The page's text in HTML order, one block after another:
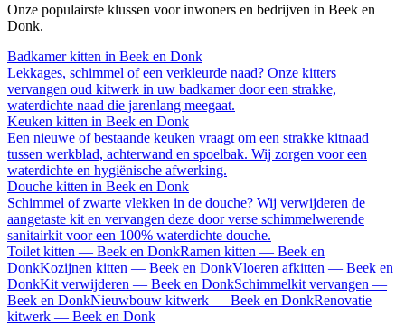
Onze populairste klussen voor inwoners en bedrijven in Beek en
Donk.
Badkamer kitten in Beek en Donk
Lekkages, schimmel of een verkleurde naad? Onze kitters
vervangen oud kitwerk in uw badkamer door een strakke,
waterdichte naad die jarenlang meegaat.
Keuken kitten in Beek en Donk
Een nieuwe of bestaande keuken vraagt om een strakke kitnaad
tussen werkblad, achterwand en spoelbak. Wij zorgen voor een
waterdichte en hygiënische afwerking.
Douche kitten in Beek en Donk
Schimmel of zwarte vlekken in de douche? Wij verwijderen de
aangetaste kit en vervangen deze door verse schimmelwerende
sanitairkit voor een 100% waterdichte douche.
Toilet kitten — Beek en DonkRamen kitten — Beek en
DonkKozijnen kitten — Beek en DonkVloeren afkitten — Beek en
DonkKit verwijderen — Beek en DonkSchimmelkit vervangen —
Beek en DonkNieuwbouw kitwerk — Beek en DonkRenovatie
kitwerk — Beek en Donk